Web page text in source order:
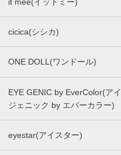
it mee(イットミー)
cicica(シシカ)
ONE DOLL(ワンドール)
EYE GENIC by EverColor(アイ
ジェニック by エバーカラー)
eyestar(アイスター)